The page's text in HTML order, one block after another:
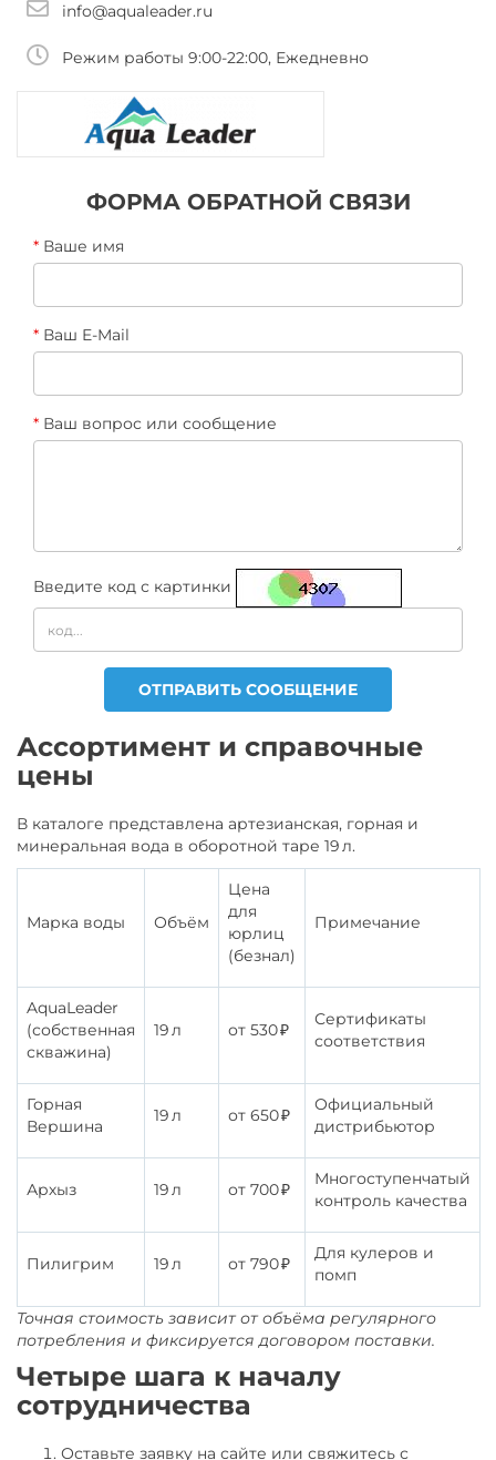
info@aqualeader.ru
Режим работы 9:00-22:00, Ежедневно
ФОРМА ОБРАТНОЙ СВЯЗИ
Ваше имя
Ваш E-Mail
Ваш вопрос или сообщение
Введите код с картинки
ОТПРАВИТЬ СООБЩЕНИЕ
Ассортимент и справочные
цены
В каталоге представлена артезианская, горная и
минеральная вода в оборотной таре 19 л.
Марка воды Объём
Цена
для
юрлиц
(безнал)
Примечание
AquaLeader
(собственная
скважина)
19 л от 530 ₽
Сертификаты
соответствия
Горная
Вершина
19 л от 650 ₽
Официальный
дистрибьютор
Архыз 19 л от 700 ₽
Многоступенчатый
контроль качества
Пилигрим 19 л от 790 ₽
Для кулеров и
помп
Точная стоимость зависит от объёма регулярного
потребления и фиксируется договором поставки.
Четыре шага к началу
сотрудничества
Оставьте заявку на сайте или свяжитесь с